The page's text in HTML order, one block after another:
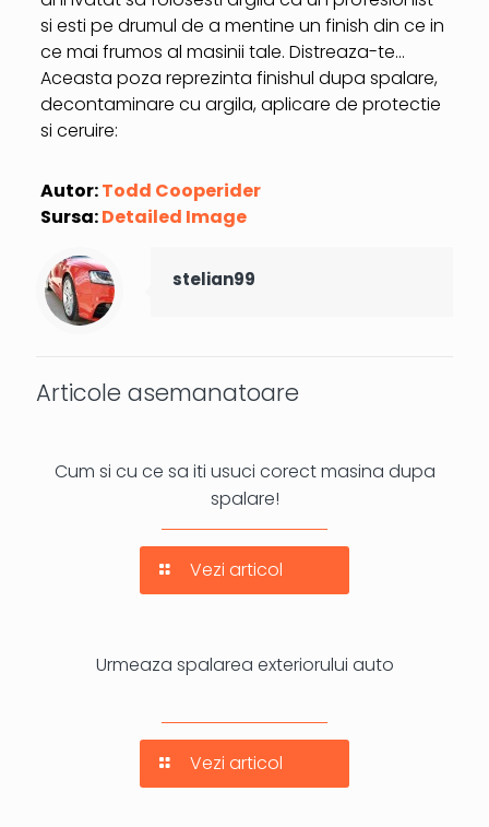
si esti pe drumul de a mentine un finish din ce in
ce mai frumos al masinii tale. Distreaza-te…
Aceasta poza reprezinta finishul dupa spalare,
decontaminare cu argila, aplicare de protectie
si ceruire:
Autor:Todd Cooperider
Sursa:Detailed Image
stelian99
Articole asemanatoare
Cum si cu ce sa iti usuci corect masina dupa
spalare!
Vezi articol
Urmeaza spalarea exteriorului auto
Vezi articol